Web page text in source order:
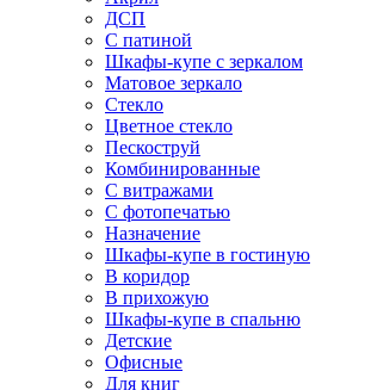
ДСП
С патиной
Шкафы-купе с зеркалом
Матовое зеркало
Стекло
Цветное стекло
Пескоструй
Комбинированные
С витражами
С фотопечатью
Назначение
Шкафы-купе в гостиную
В коридор
В прихожую
Шкафы-купе в спальню
Детские
Офисные
Для книг